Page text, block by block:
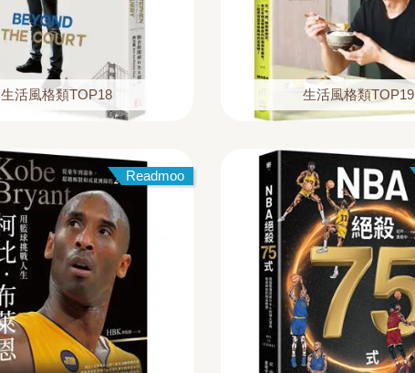
生活風格類TOP18 生活風格類TOP19
Readmoo